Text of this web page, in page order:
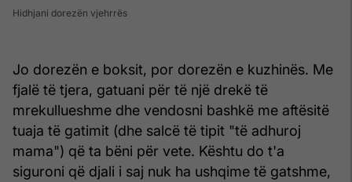
Hidhjani dorezën vjehrrës
Jo dorezën e boksit, por dorezën e kuzhinës. Me
fjalë të tjera, gatuani për të një drekë të
mrekullueshme dhe vendosni bashkë me aftësitë
tuaja të gatimit (dhe salcë të tipit "të adhuroj
mama") që ta bëni për vete. Kështu do t'a
siguroni që djali i saj nuk ha ushqime të gatshme,